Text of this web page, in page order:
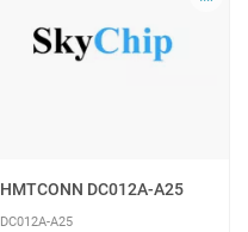
HMTCONN DC012A-A25
DC012A-A25